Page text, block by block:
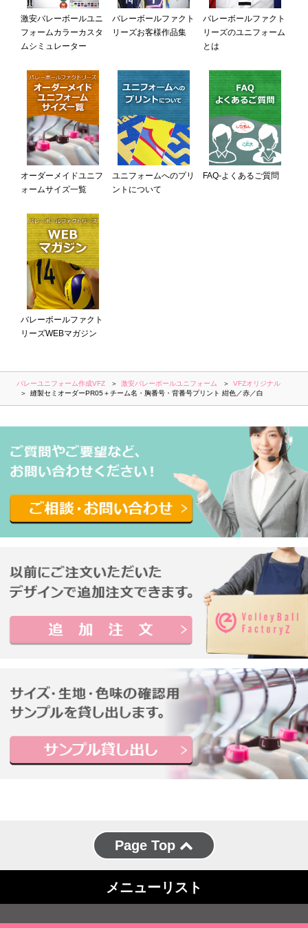
激安バレーボールユニ
フォームカラーカスタ
ムシミュレーター
バレーボールファクト
リーズお客様作品集
バレーボールファクト
リーズのユニフォーム
とは
オーダーメイドユニフ
ォームサイズ一覧
ユニフォームへのプリ
ントについて
FAQ-よくあるご質問
バレーボールファクト
リーズWEBマガジン
バレーユニフォーム作成VFZ 激安バレーボールユニフォーム
VFZオリジナル
縫製セミオーダーPR05＋チーム名・胸番号・背番号プリント 紺色／赤／白
Page Top
メニューリスト